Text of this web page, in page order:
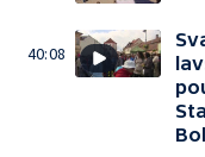
40:08